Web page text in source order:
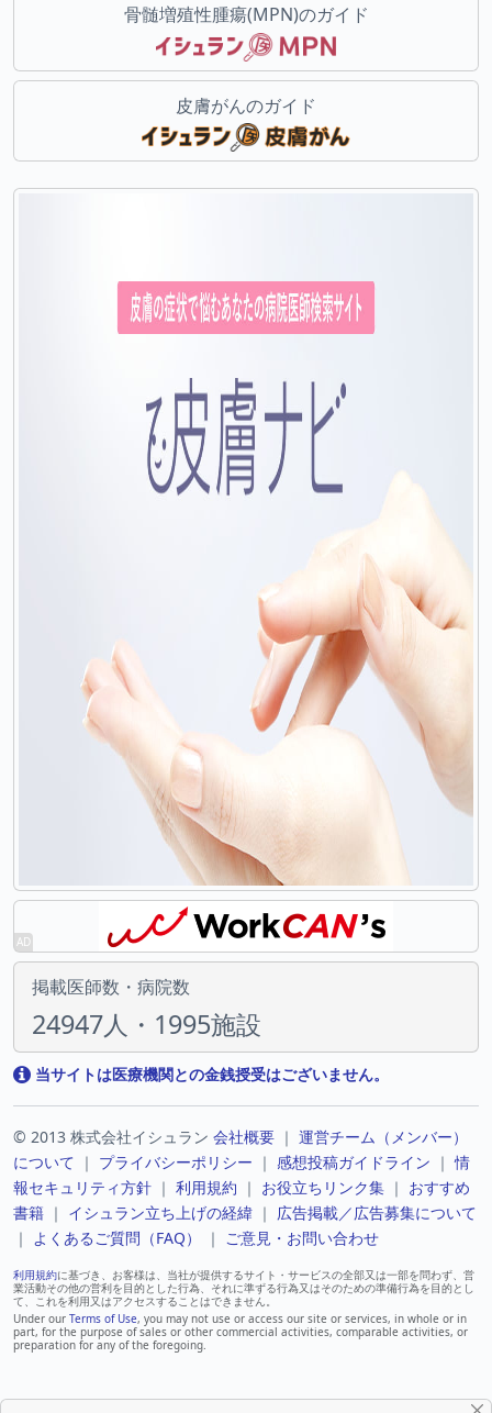
骨髄増殖性腫瘍(MPN)のガイド
皮膚がんのガイド
掲載医師数・病院数
24947人・1995施設
当サイトは医療機関との金銭授受はございません。
© 2013 株式会社イシュラン 会社概要 ｜ 運営チーム（メンバー）
について ｜ プライバシーポリシー ｜ 感想投稿ガイドライン ｜情
報セキュリティ方針 ｜ 利用規約 ｜ お役立ちリンク集 ｜ おすすめ
書籍 ｜ イシュラン立ち上げの経緯 ｜ 広告掲載／広告募集について
｜ よくあるご質問（FAQ） ｜ ご意見・お問い合わせ
利用規約に基づき、お客様は、当社が提供するサイト・サービスの全部又は一部を問わず、営
業活動その他の営利を目的とした行為、それに準ずる行為又はそのための準備行為を目的とし
て、これを利用又はアクセスすることはできません。
Under our Terms of Use, you may not use or access our site or services, in whole or in
part, for the purpose of sales or other commercial activities, comparable activities, or
preparation for any of the foregoing.